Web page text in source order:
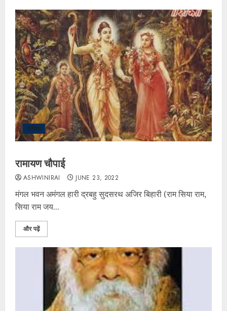
कविता
रामायण चौपाई
ASHWINIRAI JUNE 23, 2022
मंगल भवन अमंगल हारी द्रबहु सुदसरथ अजिर बिहारी (राम सिया राम,
सिया राम जय...
और पढ़ें